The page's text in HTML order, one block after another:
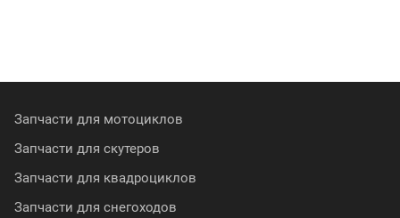
Запчасти для мотоциклов
Запчасти для скутеров
Запчасти для квадроциклов
Запчасти для снегоходов